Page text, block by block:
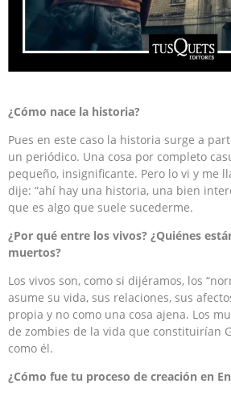
¿Cómo nace la historia?
Pues en este caso la historia surge a
un periódico. Una cosa por completo
pequeño, insignificante. Pero lo vi y me
dije: “ahí hay una historia, una bien
que es algo que suele sucederme.
¿Por qué entre los vivos? ¿Quiénes
muertos?
Los vivos son, como si dijéramos, los
asume su vida, sus relaciones, sus
propia y no como una cosa ajena. Los
de zombies de la vida que constituirían
como él.
¿Cómo fue tu proceso de creación en